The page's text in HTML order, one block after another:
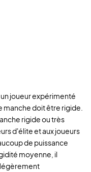
joueur expérimenté
manche doit être rigide.
rigide ou très
d'élite et aux joueurs
de puissance
moyenne, il